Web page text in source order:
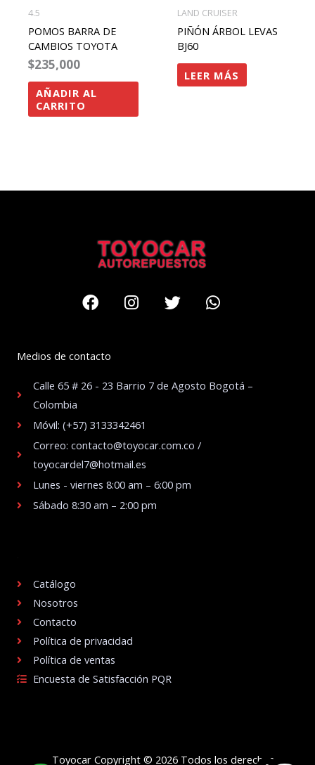
4.5
POMOS BARRA DE
CAMBIOS TOYOTA
$235,000
AÑADIR AL
CARRITO
LAND CRUISER
PIÑÓN ÁRBOL LEVAS
BJ60
LEER MÁS
FacebookInstagram
TwitterWhatsapp
Medios de contacto
Calle 65 # 26 - 23 Barrio 7 de Agosto Bogotá –
Colombia
Móvil: (+57) 3133342461
Correo: contacto@toyocar.com.co /
toyocardel7@hotmail.es
Lunes - viernes 8:00 am – 6:00 pm
Sábado 8:30 am – 2:00 pm
Catálogo
Nosotros
Contacto
Política de privacidad
Política de ventas
Encuesta de Satisfacción PQR
Toyocar Copyright © 2026 Todos los derechos